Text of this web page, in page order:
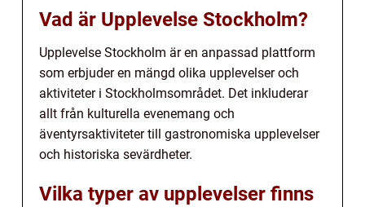
Vad är Upplevelse Stockholm?
Upplevelse Stockholm är en anpassad plattform
som erbjuder en mängd olika upplevelser och
aktiviteter i Stockholmsområdet. Det inkluderar
allt från kulturella evenemang och
äventyrsaktiviteter till gastronomiska upplevelser
och historiska sevärdheter.
Vilka typer av upplevelser finns